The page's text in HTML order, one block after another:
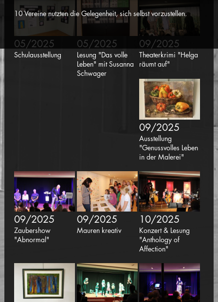
10 Vereine nutzten die Gelegenheit, sich selbst vorzustellen.
05/2025
Schulausstellung
05/2025
Lesung "Das volle
Leben" mit Susanna
Schwager
09/2025
Theaterkrimi "Helga
räumt auf"
09/2025
Ausstellung
"Genussvolles Leben
in der Malerei"
09/2025
Zaubershow
"Abnormal"
09/2025
Mauren kreativ
10/2025
Konzert & Lesung
"Anthology of
Affection"